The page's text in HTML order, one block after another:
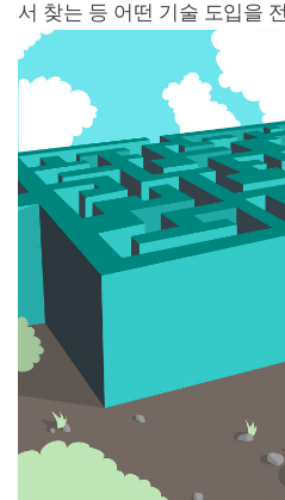
서 찾는 등 어떤 기술 도입을